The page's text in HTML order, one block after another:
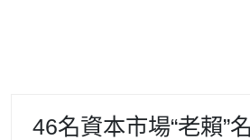
46名資本市場“老賴”